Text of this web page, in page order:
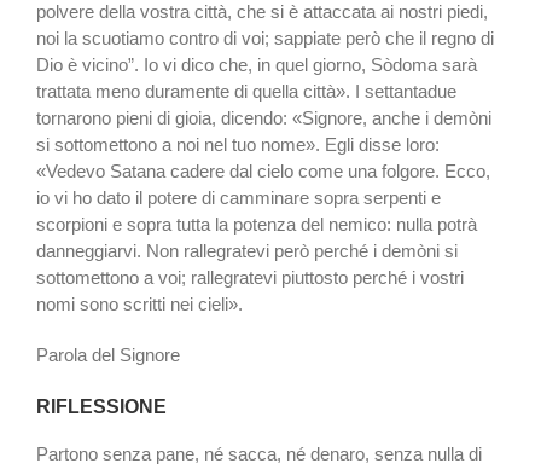
polvere della vostra città, che si è attaccata ai nostri piedi,
noi la scuotiamo contro di voi; sappiate però che il regno di
Dio è vicino”. Io vi dico che, in quel giorno, Sòdoma sarà
trattata meno duramente di quella città». I settantadue
tornarono pieni di gioia, dicendo: «Signore, anche i demòni
si sottomettono a noi nel tuo nome». Egli disse loro:
«Vedevo Satana cadere dal cielo come una folgore. Ecco,
io vi ho dato il potere di camminare sopra serpenti e
scorpioni e sopra tutta la potenza del nemico: nulla potrà
danneggiarvi. Non rallegratevi però perché i demòni si
sottomettono a voi; rallegratevi piuttosto perché i vostri
nomi sono scritti nei cieli».
Parola del Signore
RIFLESSIONE
Partono senza pane, né sacca, né denaro, senza nulla di